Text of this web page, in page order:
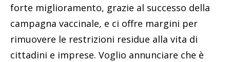
forte miglioramento, grazie al successo della
campagna vaccinale, e ci offre margini per
rimuovere le restrizioni residue alla vita di
cittadini e imprese. Voglio annunciare che è